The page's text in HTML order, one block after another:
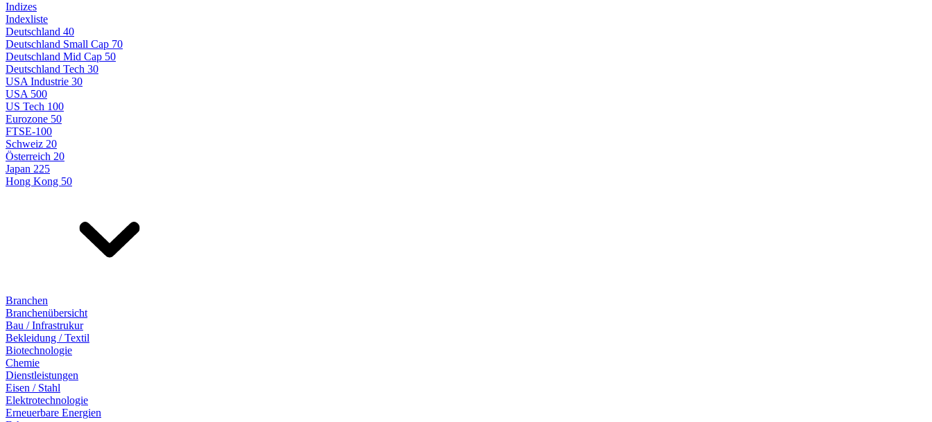
Indizes
Indexliste
Deutschland 40
Deutschland Small Cap 70
Deutschland Mid Cap 50
Deutschland Tech 30
USA Industrie 30
USA 500
US Tech 100
Eurozone 50
FTSE-100
Schweiz 20
Österreich 20
Japan 225
Hong Kong 50
Branchen
Branchenübersicht
Bau / Infrastrukur
Bekleidung / Textil
Biotechnologie
Chemie
Dienstleistungen
Eisen / Stahl
Elektrotechnologie
Erneuerbare Energien